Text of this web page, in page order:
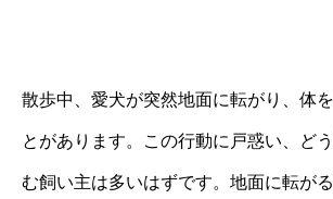
散歩中、愛犬が突然地面に転がり、体
とがあります。この行動に戸惑い、ど
む飼い主は多いはずです。地面に転が